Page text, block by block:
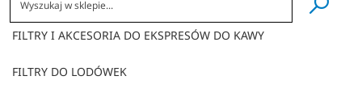
FILTRY I AKCESORIA DO EKSPRESÓW DO KAWY
FILTRY DO LODÓWEK